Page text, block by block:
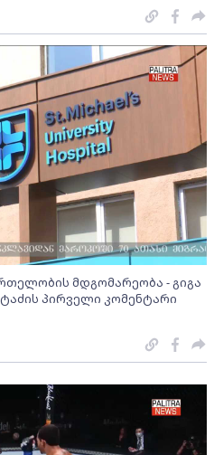
მდგომარეობა - გიგა
პირველი კომენტარი